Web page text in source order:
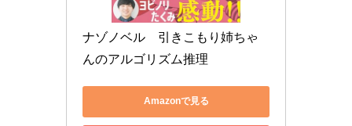
ナゾノベル　引きこもり姉ちゃ
んのアルゴリズム推理
Amazonで見る